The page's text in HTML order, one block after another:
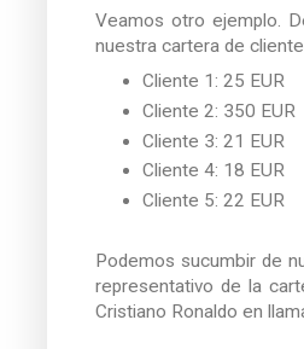
Veamos otro ejemplo.
nuestra cartera de
Cliente 1: 25 EUR
Cliente 2: 350 EUR
Cliente 3: 21 EUR
Cliente 4: 18 EUR
Cliente 5: 22 EUR
Podemos sucumbir de
representativo de la
Cristiano Ronaldo en